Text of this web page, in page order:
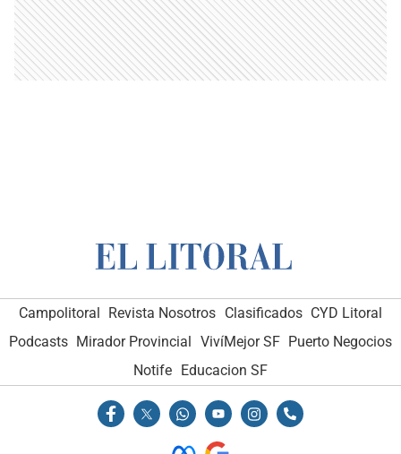
Campolitoral Revista Nosotros Clasificados CYD Litoral
Podcasts Mirador Provincial VivíMejor SF Puerto Negocios
Notife Educacion SF